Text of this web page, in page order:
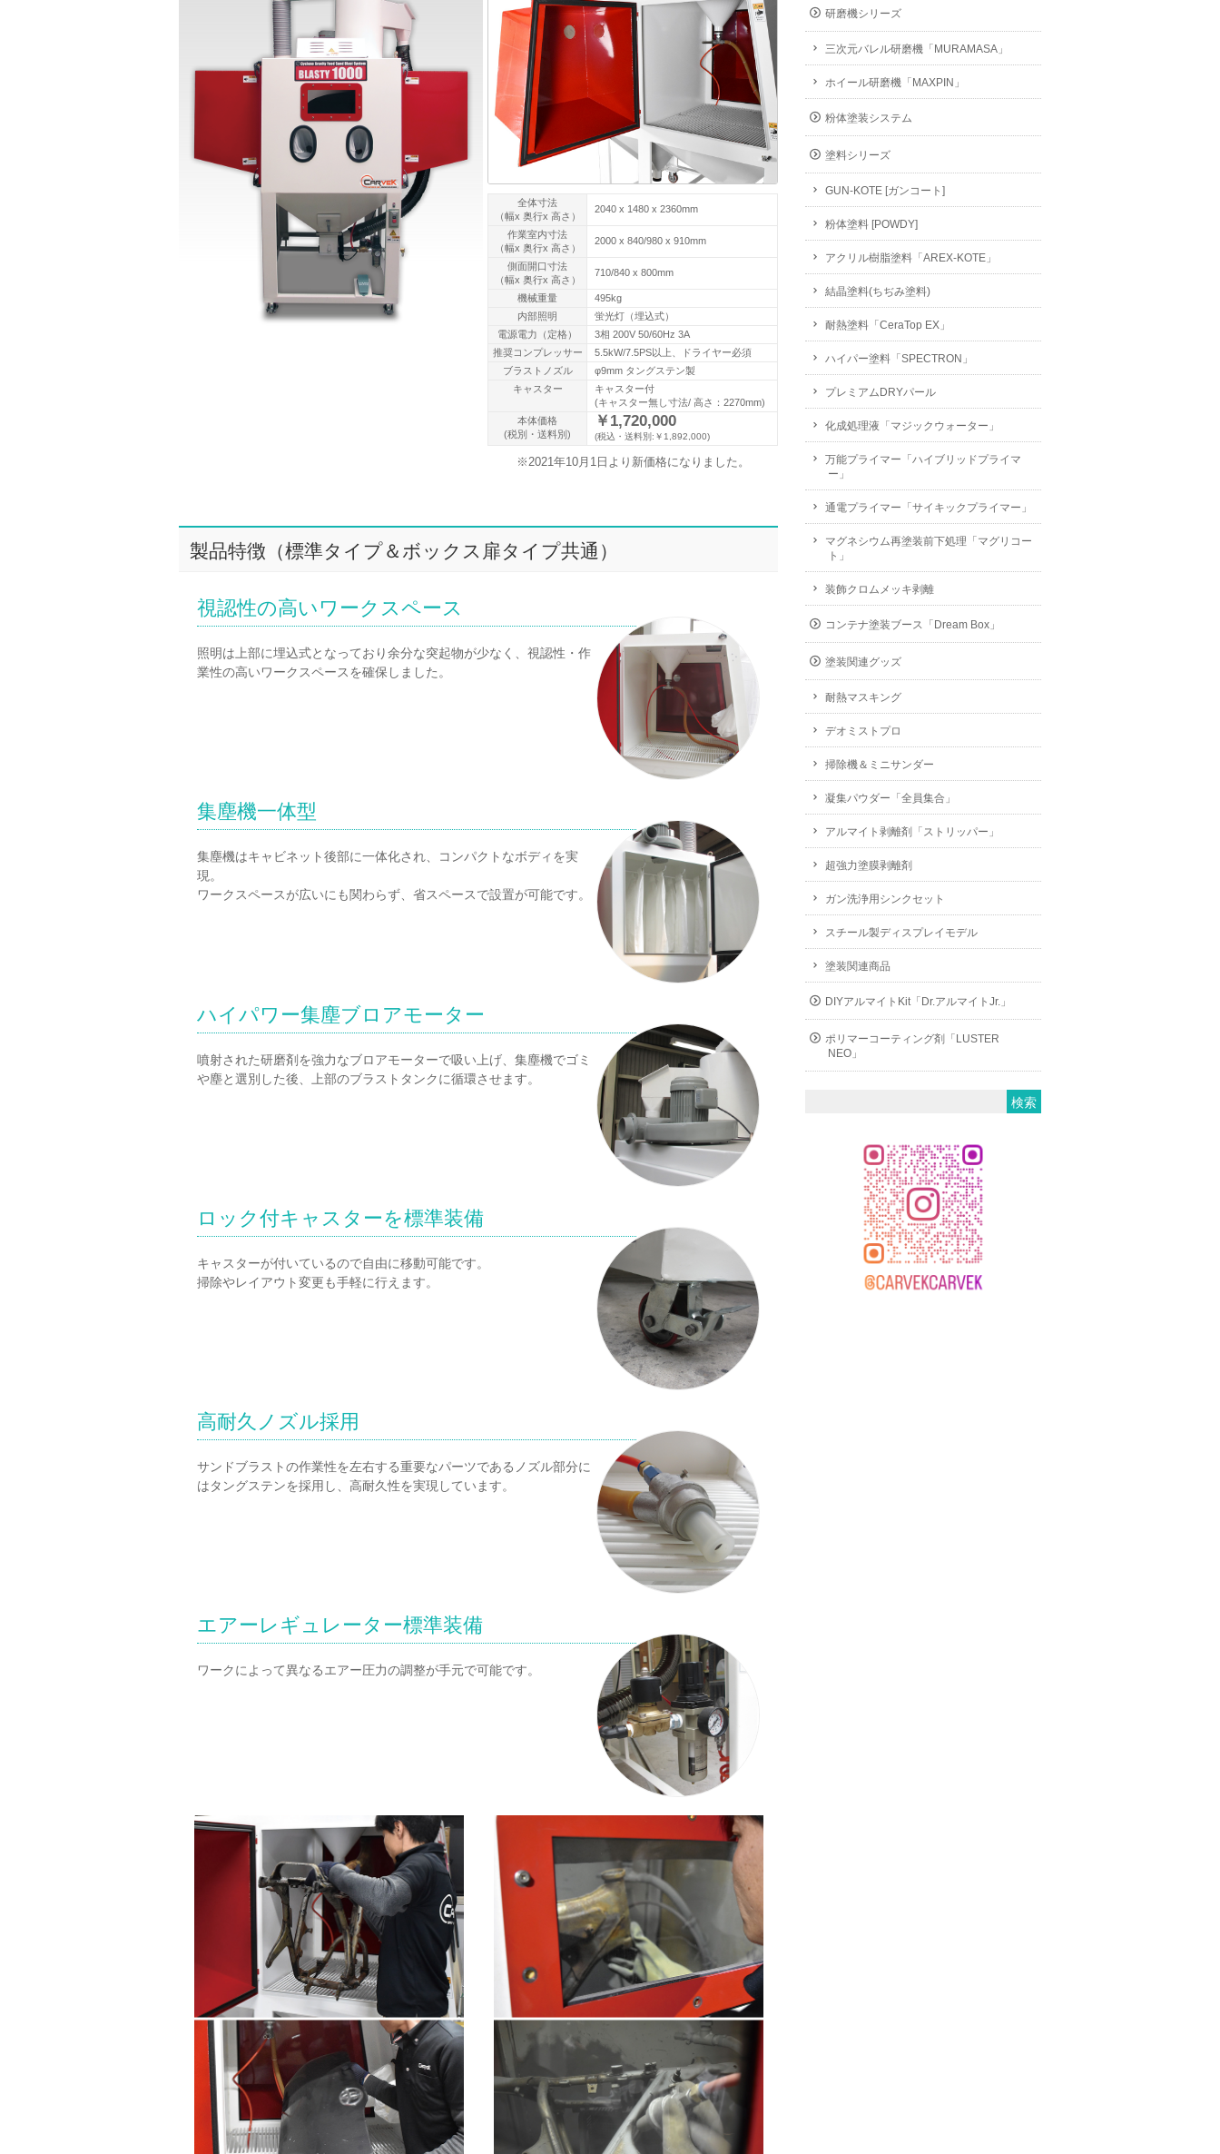
全体寸法
（幅x 奥行x 高さ）
2040 x 1480 x 2360mm
作業室内寸法
（幅x 奥行x 高さ）
2000 x 840/980 x 910mm
側面開口寸法
（幅x 奥行x 高さ）
710/840 x 800mm
機械重量
495kg
内部照明
蛍光灯（埋込式）
電源電力（定格）
3相 200V 50/60Hz 3A
推奨コンプレッサー
5.5kW/7.5PS以上、ドライヤー必須
ブラストノズル
φ9mm タングステン製
キャスター
キャスター付
(キャスター無し寸法/ 高さ：2270mm)
本体価格
(税別・送料別)
￥1,720,000
(税込・送料別:￥1,892,000)
※2021年10月1日より新価格になりました。
製品特徴（標準タイプ＆ボックス扉タイプ共通）
視認性の高いワークスペース
照明は上部に埋込式となっており余分な突起物が少なく、視認性・作
業性の高いワークスペースを確保しました。
集塵機一体型
集塵機はキャビネット後部に一体化され、コンパクトなボディを実
現。
ワークスペースが広いにも関わらず、省スペースで設置が可能です。
ハイパワー集塵ブロアモーター
噴射された研磨剤を強力なブロアモーターで吸い上げ、集塵機でゴミ
や塵と選別した後、上部のブラストタンクに循環させます。
ロック付キャスターを標準装備
キャスターが付いているので自由に移動可能です。
掃除やレイアウト変更も手軽に行えます。
高耐久ノズル採用
サンドブラストの作業性を左右する重要なパーツであるノズル部分に
はタングステンを採用し、高耐久性を実現しています。
エアーレギュレーター標準装備
ワークによって異なるエアー圧力の調整が手元で可能です。
研磨機シリーズ
三次元バレル研磨機「MURAMASA」
ホイール研磨機「MAXPIN」
粉体塗装システム
塗料シリーズ
GUN-KOTE [ガンコート]
粉体塗料 [POWDY]
アクリル樹脂塗料「AREX-KOTE」
結晶塗料(ちぢみ塗料)
耐熱塗料「CeraTop EX」
ハイパー塗料「SPECTRON」
プレミアムDRYパール
化成処理液「マジックウォーター」
万能プライマー「ハイブリッドプライマ
ー」
通電プライマー「サイキックプライマー」
マグネシウム再塗装前下処理「マグリコー
ト」
装飾クロムメッキ剥離
コンテナ塗装ブース「Dream Box」
塗装関連グッズ
耐熱マスキング
デオミストプロ
掃除機＆ミニサンダー
凝集パウダー「全員集合」
アルマイト剥離剤「ストリッパー」
超強力塗膜剥離剤
ガン洗浄用シンクセット
スチール製ディスプレイモデル
塗装関連商品
DIYアルマイトKit「Dr.アルマイトJr.」
ポリマーコーティング剤「LUSTER
NEO」